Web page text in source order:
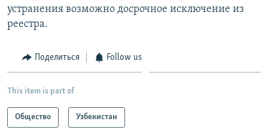
устранения возможно досрочное исключение из
реестра.
Поделиться Follow us
This item is part of
Общество Узбекистан